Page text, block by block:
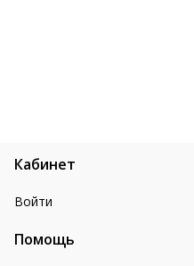
Кабинет
Войти
Помощь